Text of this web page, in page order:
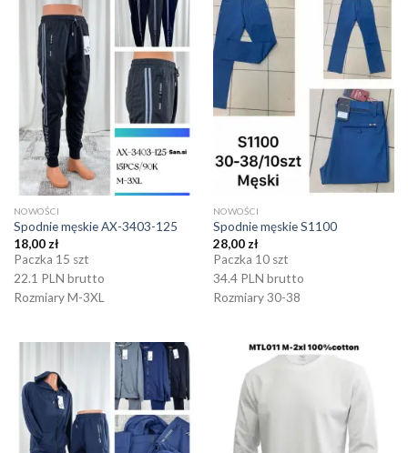
NOWOŚCI
Spodnie męskie AX-3403-125
18,00 zł
Paczka 15 szt
22.1 PLN brutto
Rozmiary M-3XL
NOWOŚCI
Spodnie męskie S1100
28,00 zł
Paczka 10 szt
34.4 PLN brutto
Rozmiary 30-38